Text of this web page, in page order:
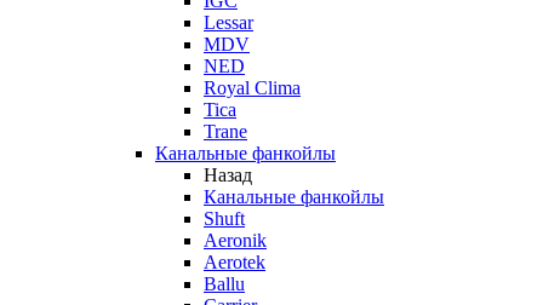
Lessar
MDV
NED
Royal Clima
Tica
Trane
Канальные фанкойлы
Назад
Канальные фанкойлы
Shuft
Aeronik
Aerotek
Ballu